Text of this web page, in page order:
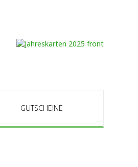
GUTSCHEINE